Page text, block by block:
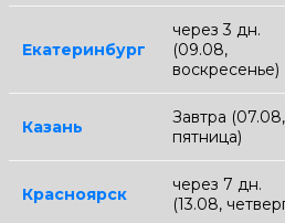
Екатеринбург
через 3 дн.
(09.08,
воскресенье)
Казань
Завтра (07.08,
пятница)
Красноярск
через 7 дн.
(13.08,